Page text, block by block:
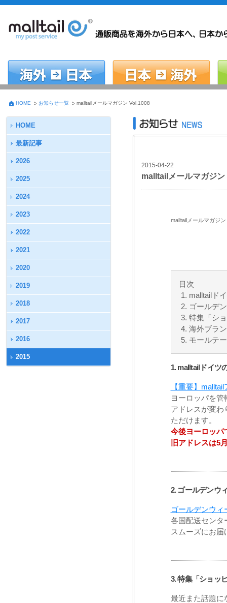
HOME お知らせ一覧 malltailメールマガジン Vol.1008
HOME
最新記事
2026
2025
2024
2023
2022
2021
2020
2019
2018
2017
2016
2015
2015-04-22
malltailメールマガジン
malltailメールマガジ
目次
malltailド
ゴールデ
特集「シ
海外ブラ
モールテ
1. malltailドイツ
【重要】
ヨーロッパを
アドレスが変わ
ただけます。
今後ヨーロッパ
旧アドレスは5
2. ゴールデンウ
ゴールデンウ
各国配送センタ
スムーズにお
3. 特集「ショッ
最近また話題に